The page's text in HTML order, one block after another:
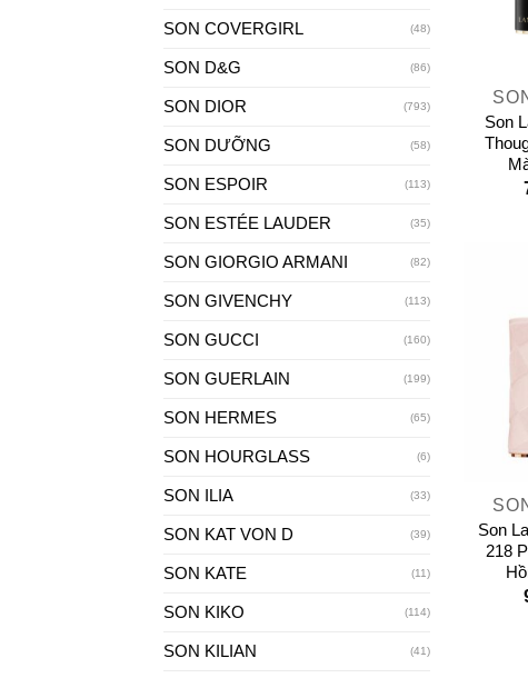
SON COVERGIRL (48)
SON D&G (86)
SON DIOR (793)
SON DƯỠNG (58)
SON ESPOIR (113)
SON ESTÉE LAUDER (35)
SON GIORGIO ARMANI (82)
SON GIVENCHY (113)
SON GUCCI (160)
SON GUERLAIN (199)
SON HERMES (65)
SON HOURGLASS (6)
SON ILIA (33)
SON KAT VON D (39)
SON KATE (11)
SON KIKO (114)
SON KILIAN (41)
Son
Son
218